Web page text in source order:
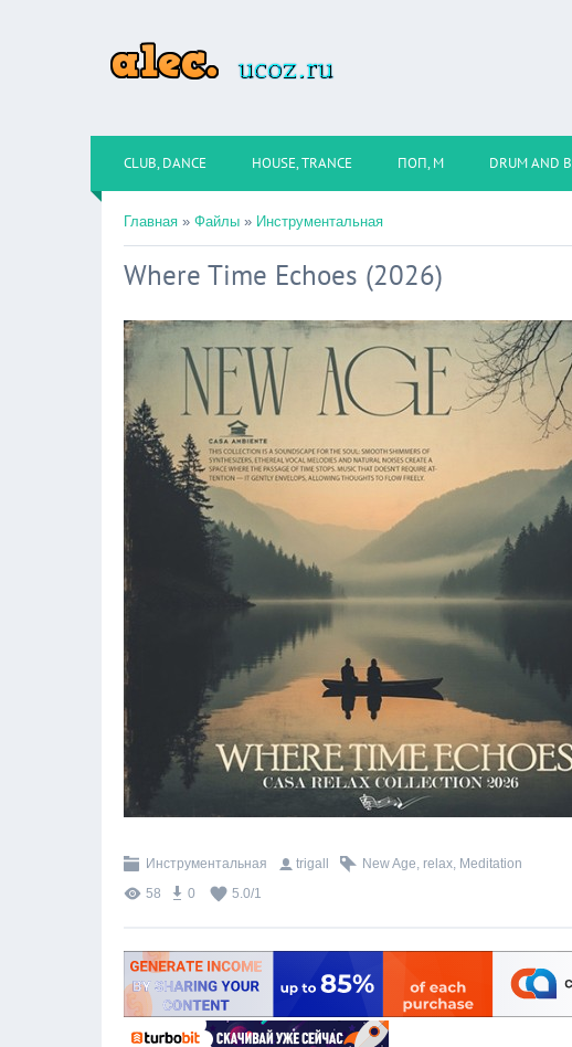
CLUB, DANCE HOUSE, TRANCE ПОП, М DRUM AND
Главная » Файлы » Инструментальная
Where Time Echoes (2026)
Инструментальная trigall New Age, relax, Meditation
58
0 5.0/1